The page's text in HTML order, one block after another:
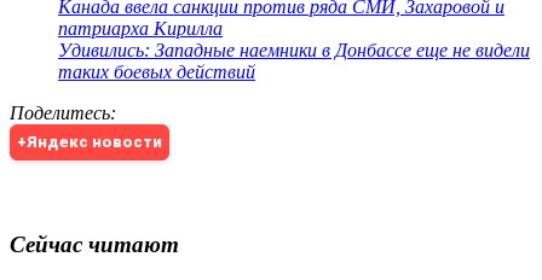
Канада ввела санкции против ряда СМИ, Захаровой и
патриарха Кирилла
Удивились: Западные наемники в Донбассе еще не видели
таких боевых действий
Поделитесь:
+Яндекс новости
Сейчас читают